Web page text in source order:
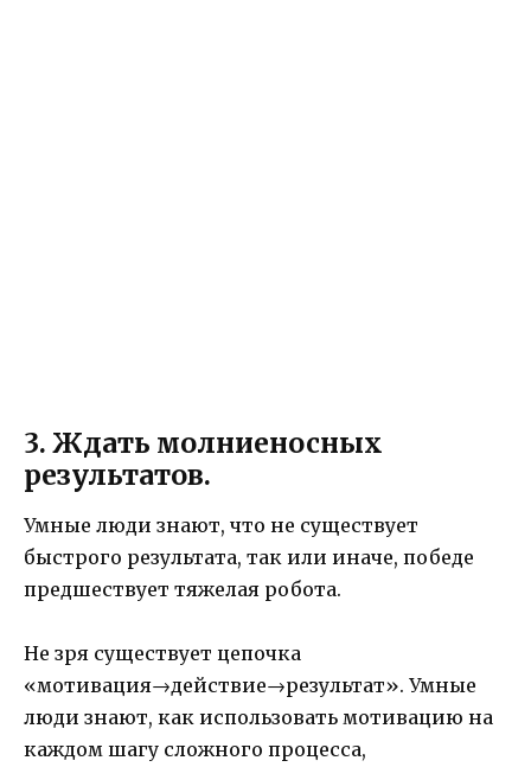
3. Ждать молниеносных
результатов.
Умные люди знают, что не существует
быстрого результата, так или иначе, победе
предшествует тяжелая робота.
Не зря существует цепочка
«мотивация→действие→результат». Умные
люди знают, как использовать мотивацию на
каждом шагу сложного процесса,